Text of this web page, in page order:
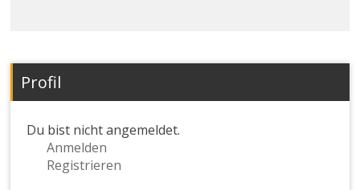
Profil
Du bist nicht angemeldet.
Anmelden
Registrieren